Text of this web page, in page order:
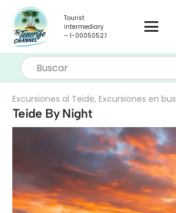
Tourist
intermediary
– I-0005052.1
Excursiones al Teide, Excursiones en bus
Teide By Night